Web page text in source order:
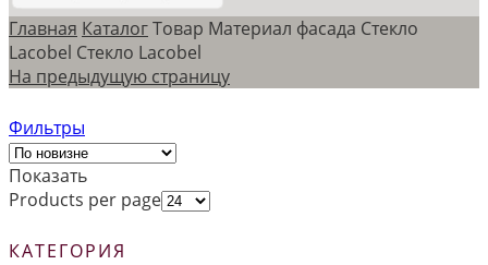
Главная КаталогТовар Материал фасада Стекло
Lacobel Стекло Lacobel
На предыдущую страницу
Фильтры
Показать
Products per page
КАТЕГОРИЯ